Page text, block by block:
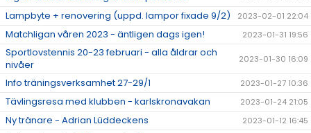
Lampbyte + renovering (uppd. lampor fixade 9/2) 2023-02-01 22:04
Matchligan våren 2023 - äntligen dags igen! 2023-01-31 19:56
Sportlovstennis 20-23 februari - alla åldrar och
nivåer
2023-01-30 16:09
Info träningsverksamhet 27-29/1 2023-01-27 10:36
Tävlingsresa med klubben - karlskronavakan 2023-01-24 21:05
Ny tränare - Adrian Lüddeckens 2023-01-12 16:45